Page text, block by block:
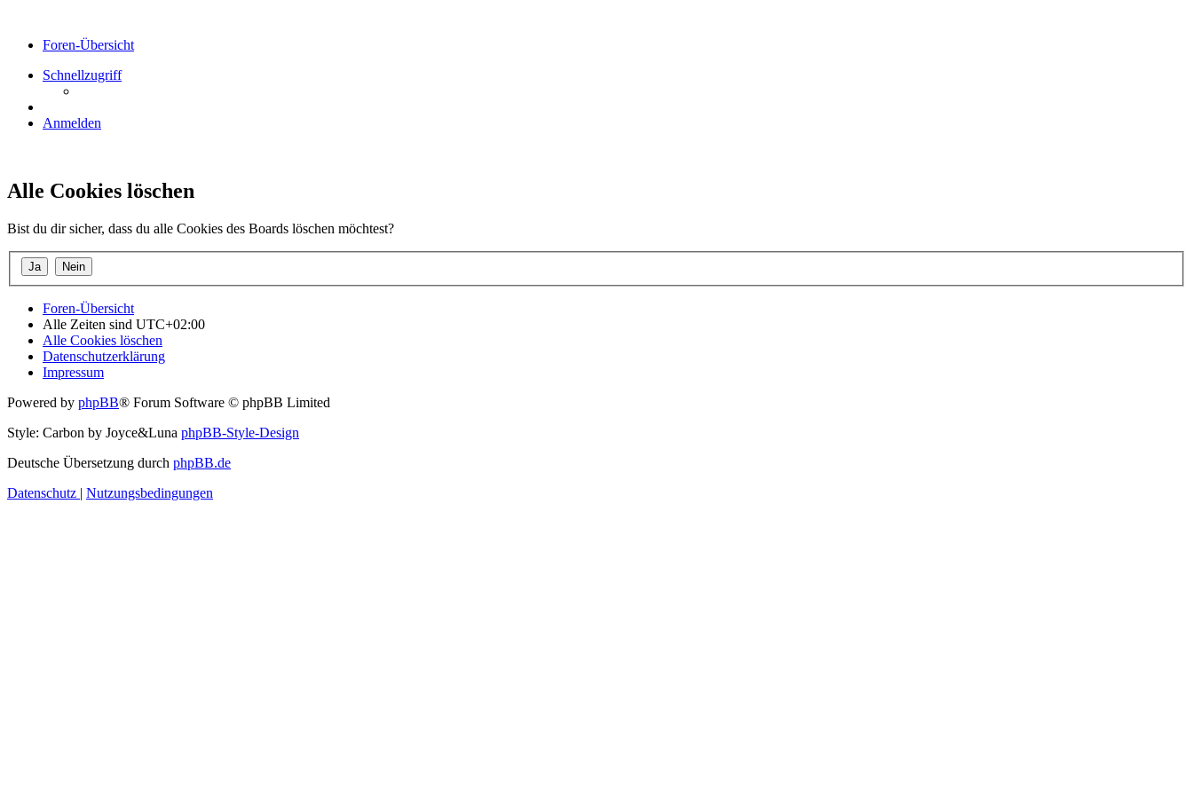
Foren-Übersicht
Schnellzugriff
Anmelden
Alle Cookies löschen
Bist du dir sicher, dass du alle Cookies des Boards löschen möchtest?
Foren-Übersicht
Alle Zeiten sind UTC+02:00
Alle Cookies löschen
Datenschutzerklärung
Impressum
Powered by phpBB® Forum Software © phpBB Limited
Style: Carbon by Joyce&Luna phpBB-Style-Design
Deutsche Übersetzung durch phpBB.de
Datenschutz | Nutzungsbedingungen